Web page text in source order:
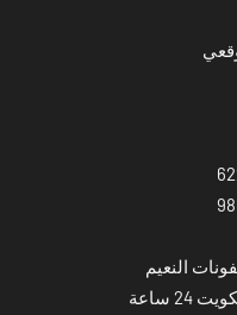
النعيم
ساعة